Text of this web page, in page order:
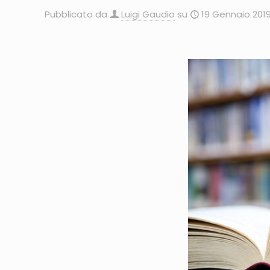
Pubblicato da Luigi Gaudio su 19 Gennaio